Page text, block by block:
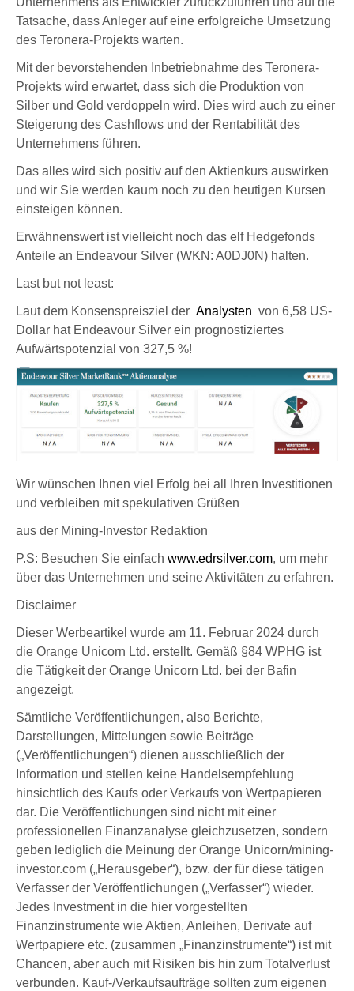
Tatsache, dass Anleger auf eine erfolgreiche Umsetzung
des Teronera-Projekts warten.
Mit der bevorstehenden Inbetriebnahme des Teronera-
Projekts wird erwartet, dass sich die Produktion von
Silber und Gold verdoppeln wird. Dies wird auch zu einer
Steigerung des Cashflows und der Rentabilität des
Unternehmens führen.
Das alles wird sich positiv auf den Aktienkurs auswirken
und wir Sie werden kaum noch zu den heutigen Kursen
einsteigen können.
Erwähnenswert ist vielleicht noch das elf Hedgefonds
Anteile an Endeavour Silver (WKN: A0DJ0N) halten.
Last but not least:
Laut dem Konsenspreisziel der Analysten von 6,58 US-
Dollar hat Endeavour Silver ein prognostiziertes
Aufwärtspotenzial von 327,5 %!
Wir wünschen Ihnen viel Erfolg bei all Ihren Investitionen
und verbleiben mit spekulativen Grüßen
aus der Mining-Investor Redaktion
P.S: Besuchen Sie einfach www.edrsilver.com, um mehr
über das Unternehmen und seine Aktivitäten zu erfahren.
Disclaimer
Dieser Werbeartikel wurde am 11. Februar 2024 durch
die Orange Unicorn Ltd. erstellt. Gemäß §84 WPHG ist
die Tätigkeit der Orange Unicorn Ltd. bei der Bafin
angezeigt.
Sämtliche Veröffentlichungen, also Berichte,
Darstellungen, Mittelungen sowie Beiträge
(„Veröffentlichungen“) dienen ausschließlich der
Information und stellen keine Handelsempfehlung
hinsichtlich des Kaufs oder Verkaufs von Wertpapieren
dar. Die Veröffentlichungen sind nicht mit einer
professionellen Finanzanalyse gleichzusetzen, sondern
geben lediglich die Meinung der Orange Unicorn/mining-
investor.com („Herausgeber“), bzw. der für diese tätigen
Verfasser der Veröffentlichungen („Verfasser“) wieder.
Jedes Investment in die hier vorgestellten
Finanzinstrumente wie Aktien, Anleihen, Derivate auf
Wertpapiere etc. (zusammen „Finanzinstrumente“) ist mit
Chancen, aber auch mit Risiken bis hin zum Totalverlust
verbunden. Kauf-/Verkaufsaufträge sollten zum eigenen